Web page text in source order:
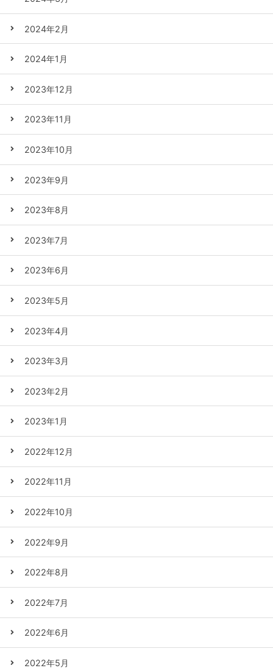
2024年2月
2024年1月
2023年12月
2023年11月
2023年10月
2023年9月
2023年8月
2023年7月
2023年6月
2023年5月
2023年4月
2023年3月
2023年2月
2023年1月
2022年12月
2022年11月
2022年10月
2022年9月
2022年8月
2022年7月
2022年6月
2022年5月